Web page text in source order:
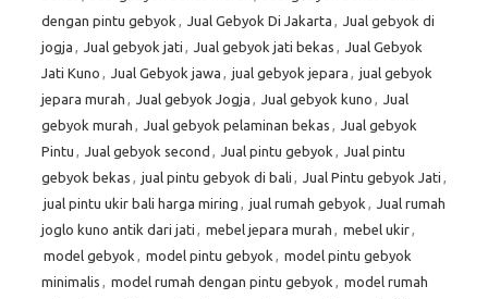
dengan pintu gebyok , Jual Gebyok Di Jakarta , Jual gebyok di
jogja , Jual gebyok jati , Jual gebyok jati bekas , Jual Gebyok
Jati Kuno , Jual Gebyok jawa , jual gebyok jepara , jual gebyok
jepara murah , Jual gebyok Jogja , Jual gebyok kuno , Jual
gebyok murah , Jual gebyok pelaminan bekas , Jual gebyok
Pintu , Jual gebyok second , Jual pintu gebyok , Jual pintu
gebyok bekas , jual pintu gebyok di bali , Jual Pintu gebyok Jati ,
jual pintu ukir bali harga miring , jual rumah gebyok , Jual rumah
joglo kuno antik dari jati , mebel jepara murah , mebel ukir,
model gebyok , model pintu gebyok , model pintu gebyok
minimalis , model rumah dengan pintu gebyok , model rumah